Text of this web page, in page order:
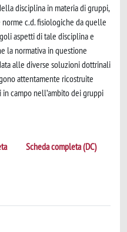
disciplina in materia di gruppi,
c.d. fisiologiche da quelle
aspetti di tale disciplina e
la normativa in questione
alle diverse soluzioni dottrinali
attentamente ricostruite
campo nell’ambito dei gruppi
Scheda completa (DC)